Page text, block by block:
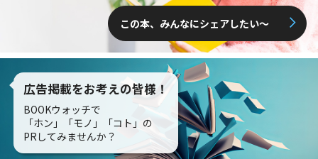
この本、みんなにシェアしたい〜
広告掲載をお考えの皆様！
BOOKウォッチで
「ホン」「モノ」「コト」の
PRしてみませんか？